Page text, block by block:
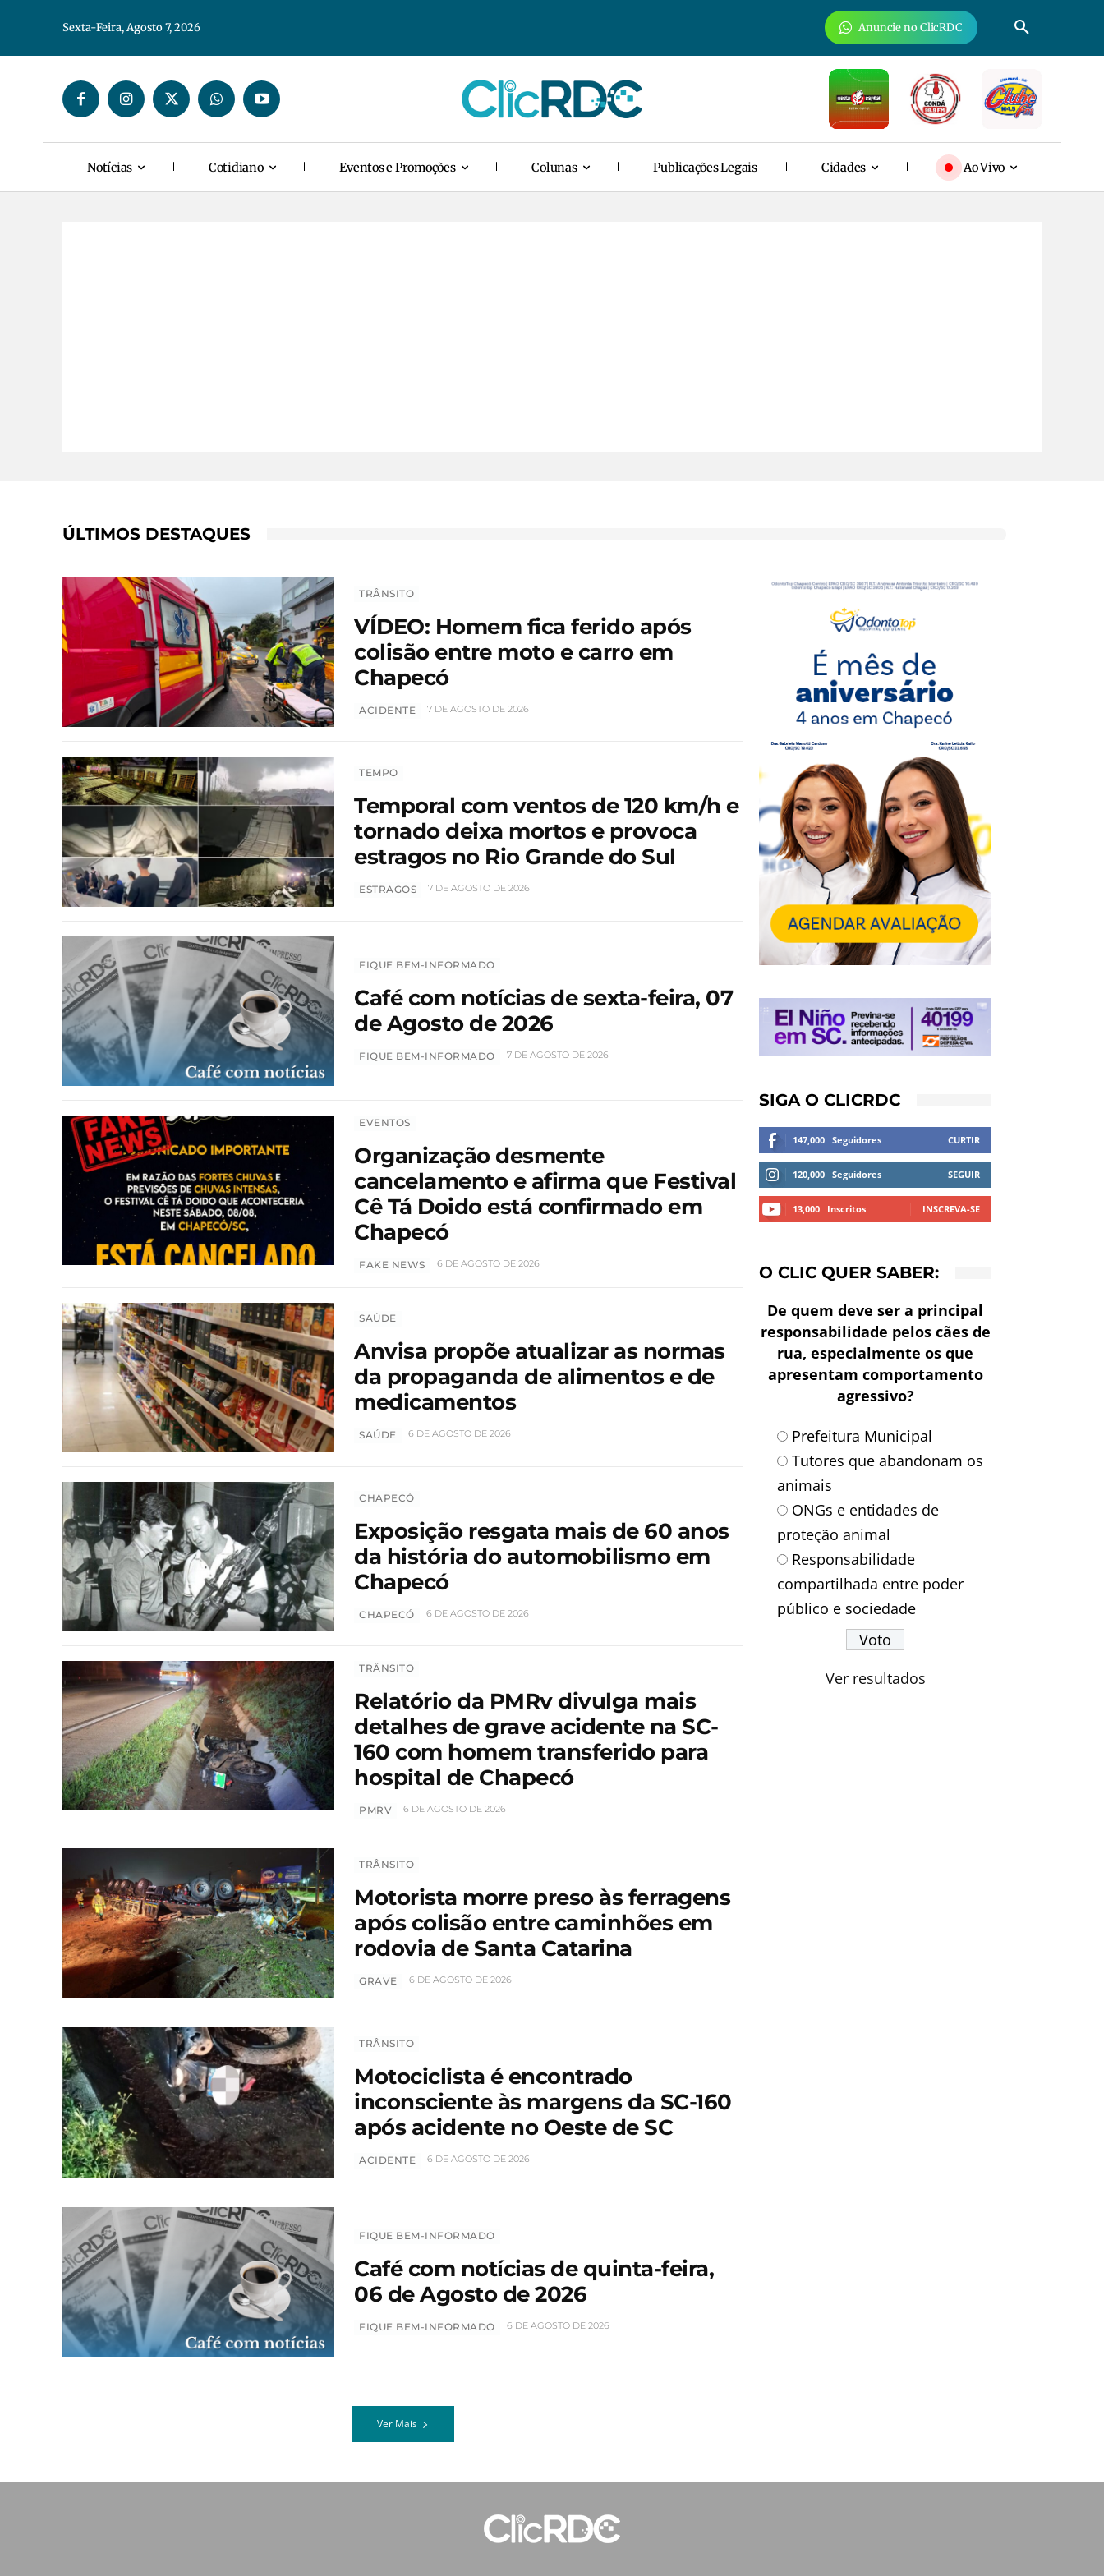
Sexta-Feira, Agosto 7, 2026 Anuncie no ClicRDC
Notícias Cotidiano Eventos e Promoções Colunas Publicações Legais Cidades Ao Vivo
ÚLTIMOS DESTAQUES
TRÂNSITO
VÍDEO: Homem fica ferido após
colisão entre moto e carro em
Chapecó
ACIDENTE 7 DE AGOSTO DE 2026
TEMPO
Temporal com ventos de 120 km/h e
tornado deixa mortos e provoca
estragos no Rio Grande do Sul
ESTRAGOS 7 DE AGOSTO DE 2026
FIQUE BEM-INFORMADO
Café com notícias de sexta-feira, 07
de Agosto de 2026
FIQUE BEM-INFORMADO 7 DE AGOSTO DE 2026
EVENTOS
Organização desmente
cancelamento e afirma que Festival
Cê Tá Doido está confirmado em
Chapecó
FAKE NEWS 6 DE AGOSTO DE 2026
SAÚDE
Anvisa propõe atualizar as normas
da propaganda de alimentos e de
medicamentos
SAÚDE 6 DE AGOSTO DE 2026
CHAPECÓ
Exposição resgata mais de 60 anos
da história do automobilismo em
Chapecó
CHAPECÓ 6 DE AGOSTO DE 2026
TRÂNSITO
Relatório da PMRv divulga mais
detalhes de grave acidente na SC-
160 com homem transferido para
hospital de Chapecó
PMRV 6 DE AGOSTO DE 2026
TRÂNSITO
Motorista morre preso às ferragens
após colisão entre caminhões em
rodovia de Santa Catarina
GRAVE 6 DE AGOSTO DE 2026
TRÂNSITO
Motociclista é encontrado
inconsciente às margens da SC-160
após acidente no Oeste de SC
ACIDENTE 6 DE AGOSTO DE 2026
FIQUE BEM-INFORMADO
Café com notícias de quinta-feira,
06 de Agosto de 2026
FIQUE BEM-INFORMADO 6 DE AGOSTO DE 2026
Ver Mais
SIGA O CLICRDC
147,000 Seguidores CURTIR
120,000 Seguidores SEGUIR
13,000 Inscritos INSCREVA-SE
O CLIC QUER SABER:
De quem deve ser a principal
responsabilidade pelos cães de
rua, especialmente os que
apresentam comportamento
agressivo?
Prefeitura Municipal
Tutores que abandonam os
animais
ONGs e entidades de
proteção animal
Responsabilidade
compartilhada entre poder
público e sociedade
Ver resultados